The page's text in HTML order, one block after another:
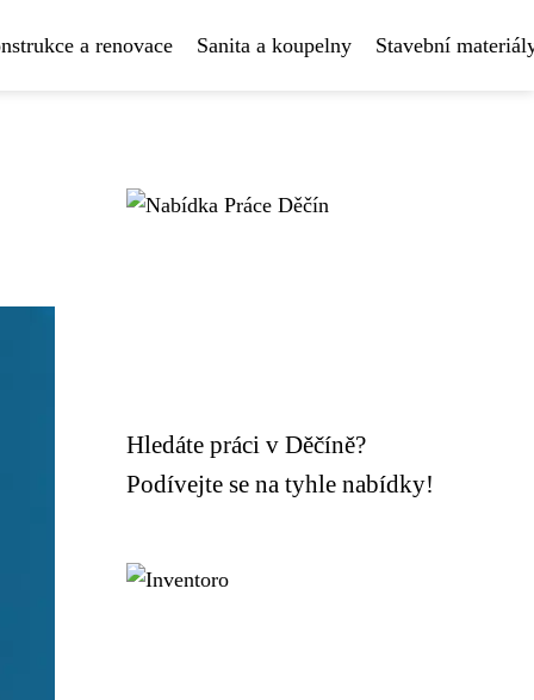
a renovace Sanita a koupelny Stavební
Hledáte práci v Děčíně?
Podívejte se na tyhle nabídky!